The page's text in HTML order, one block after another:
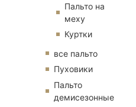
Пальто на
меху
Куртки
все пальто
Пуховики
Пальто
демисезонные